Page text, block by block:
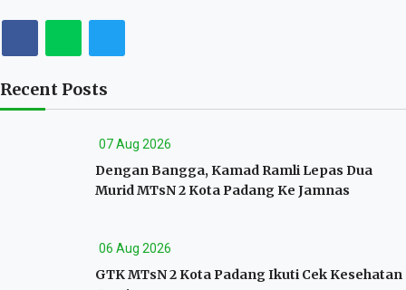
Recent Posts
07 Aug 2026
Dengan Bangga, Kamad Ramli Lepas Dua
Murid MTsN 2 Kota Padang Ke Jamnas
06 Aug 2026
GTK MTsN 2 Kota Padang Ikuti Cek Kesehatan